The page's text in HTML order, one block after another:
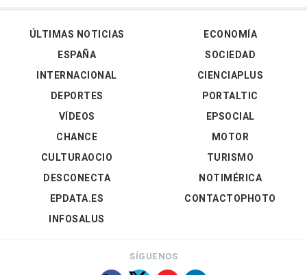
ÚLTIMAS NOTICIAS
ESPAÑA
INTERNACIONAL
DEPORTES
VÍDEOS
ECONOMÍA
SOCIEDAD
CIENCIAPLUS
PORTALTIC
EPSOCIAL
CHANCE
CULTURAOCIO
DESCONECTA
EPDATA.ES
INFOSALUS
MOTOR
TURISMO
NOTIMÉRICA
CONTACTOPHOTO
SÍGUENOS